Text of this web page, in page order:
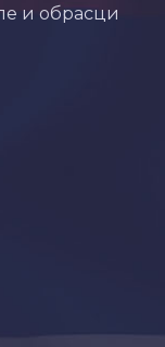
и обрасци